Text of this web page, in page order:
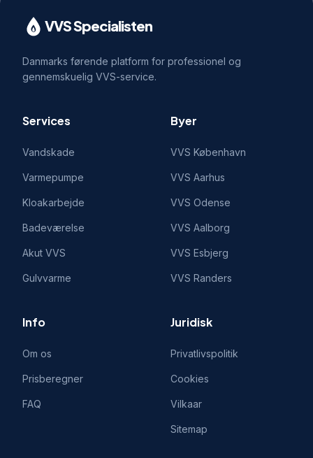
VVS Specialisten
Danmarks førende platform for professionel og
gennemskuelig VVS-service.
Services
Vandskade
Varmepumpe
Kloakarbejde
Badeværelse
Akut VVS
Gulvvarme
Byer
VVS København
VVS Aarhus
VVS Odense
VVS Aalborg
VVS Esbjerg
VVS Randers
Info
Om os
Prisberegner
FAQ
Juridisk
Privatlivspolitik
Cookies
Vilkaar
Sitemap